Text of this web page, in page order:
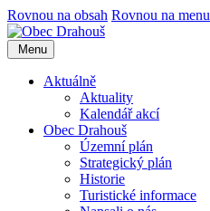
Rovnou na obsah Rovnou na menu
Menu
Aktuálně
Aktuality
Kalendář akcí
Obec Drahouš
Územní plán
Strategický plán
Historie
Turistické informace